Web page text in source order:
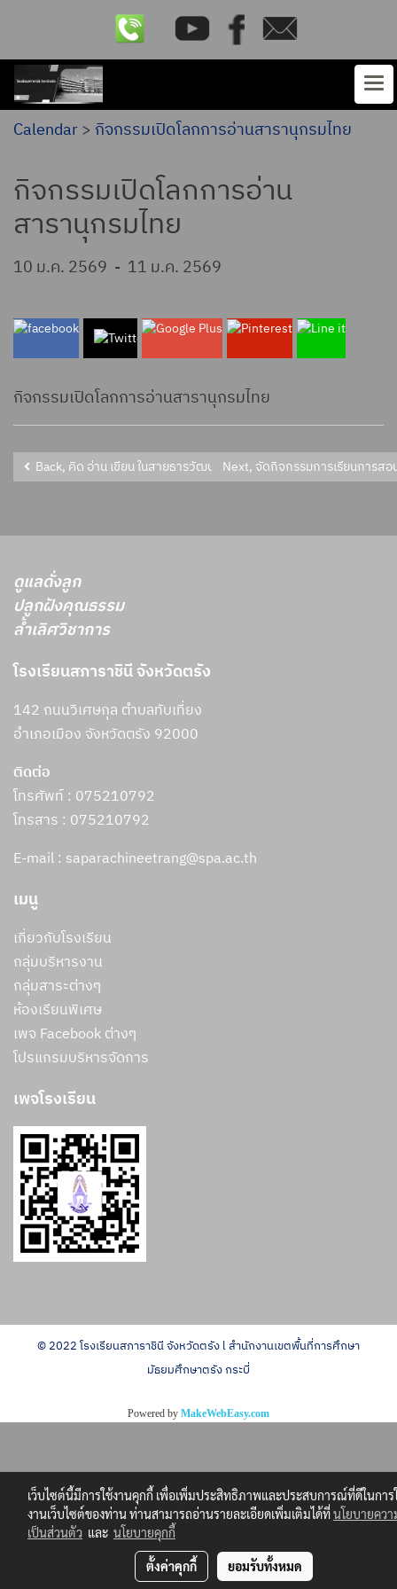
Calendar> กิจกรรมเปิดโลกการอ่านสารานุกรมไทย
กิจกรรมเปิดโลกการอ่าน
สารานุกรมไทย
10 ม.ค. 2569 - 11 ม.ค. 2569
กิจกรรมเปิดโลกการอ่านสารานุกรมไทย
Back, คิด อ่าน เขียน ในสายธารวัฒนธรรมตรัง นักเรียนกลุ่มสนใจ จำนวน
Next, จัดกิจกรรมการเรียนการ
ดูแลดั่งลูก
ปลูกฝังคุณธรรม
ล้ำเลิศวิชาการ
โรงเรียนสภาราชินี จังหวัดตรัง
142 ถนนวิเศษกุล ตำบลทับเที่ยง
อำเภอเมือง จังหวัดตรัง 92000
ติดต่อ
โทรศัพท์ : 075210792
โทรสาร : 075210792
E-mail : saparachineetrang@spa.ac.th
เมนู
เกี่ยวกับโรงเรียน
กลุ่มบริหารงาน
กลุ่มสาระต่างๆ
ห้องเรียนพิเศษ
เพจ Facebook ต่างๆ
โปรแกรมบริหารจัดการ
เพจโรงเรียน
© 2022 โรงเรียนสภาราชินี จังหวัดตรัง l สำนักงานเขตพื้นที่การศึกษา
มัธยมศึกษาตรัง กระบี่
Powered by MakeWebEasy.com
เว็บไซต์นี้มีการใช้งานคุกกี้ เพื่อเพิ่มประสิทธิภาพและประสบการณ์ที่ดีในการ
งานเว็บไซต์ของท่าน ท่านสามารถอ่านรายละเอียดเพิ่มเติมได้ที่นโยบายคว
เป็นส่วนตัว และ นโยบายคุกกี้
ตั้งค่าคุกกี้ ยอมรับทั้งหมด